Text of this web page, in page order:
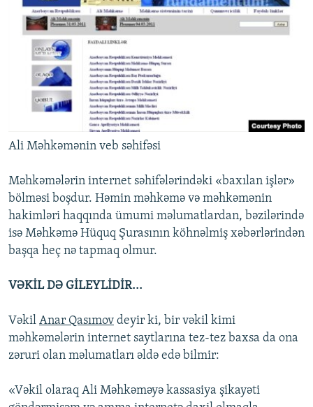
Ali Məhkəmənin veb səhifəsi
Məhkəmələrin internet səhifələrindəki «baxılan işlər»
bölməsi boşdur. Həmin məhkəmə və məhkəmənin
hakimləri haqqında ümumi məlumatlardan, bəzilərində
isə Məhkəmə Hüquq Şurasının köhnəlmiş xəbərlərindən
başqa heç nə tapmaq olmur.
VƏKİL DƏ GİLEYLİDİR...
Vəkil Anar Qasımov deyir ki, bir vəkil kimi
məhkəmələrin internet saytlarına tez-tez baxsa da ona
zəruri olan məlumatları əldə edə bilmir:
«Vəkil olaraq Ali Məhkəməyə kassasiya şikayəti